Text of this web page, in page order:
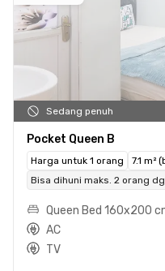
Sedang penuh
Pocket Queen B
Harga untuk 1 orang
7.1 m²
Bisa dihuni maks. 2 orang
Queen Bed 160x200
AC
TV